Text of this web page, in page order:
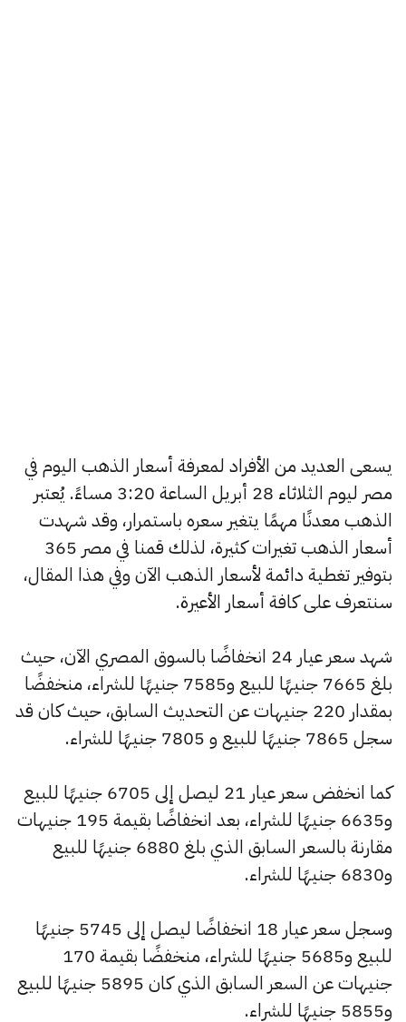
يسعى العديد من الأفراد لمعرفة أسعار الذهب اليوم في
مصر ليوم الثلاثاء 28 أبريل الساعة 3:20 مساءً. يُعتبر
الذهب معدنًا مهمًا يتغير سعره باستمرار، وقد شهدت
أسعار الذهب تغيرات كثيرة، لذلك قمنا في مصر 365
بتوفير تغطية دائمة لأسعار الذهب الآن وفي هذا المقال،
سنتعرف على كافة أسعار الأعيرة.
شهد سعر عيار 24 انخفاضًا بالسوق المصري الآن، حيث
بلغ 7665 جنيهًا للبيع و7585 جنيهًا للشراء، منخفضًا
بمقدار 220 جنيهات عن التحديث السابق، حيث كان قد
سجل 7865 جنيهًا للبيع و 7805 جنيهًا للشراء.
كما انخفض سعر عيار 21 ليصل إلى 6705 جنيهًا للبيع
و6635 جنيهًا للشراء، بعد انخفاضًا بقيمة 195 جنيهات
مقارنة بالسعر السابق الذي بلغ 6880 جنيهًا للبيع
و6830 جنيهًا للشراء.
وسجل سعر عيار 18 انخفاضًا ليصل إلى 5745 جنيهًا
للبيع و5685 جنيهًا للشراء، منخفضًا بقيمة 170
جنيهات عن السعر السابق الذي كان 5895 جنيهًا للبيع
و5855 جنيهًا للشراء.